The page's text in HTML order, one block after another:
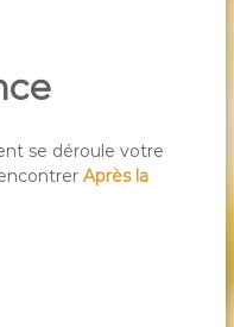
se déroule votre
Après la